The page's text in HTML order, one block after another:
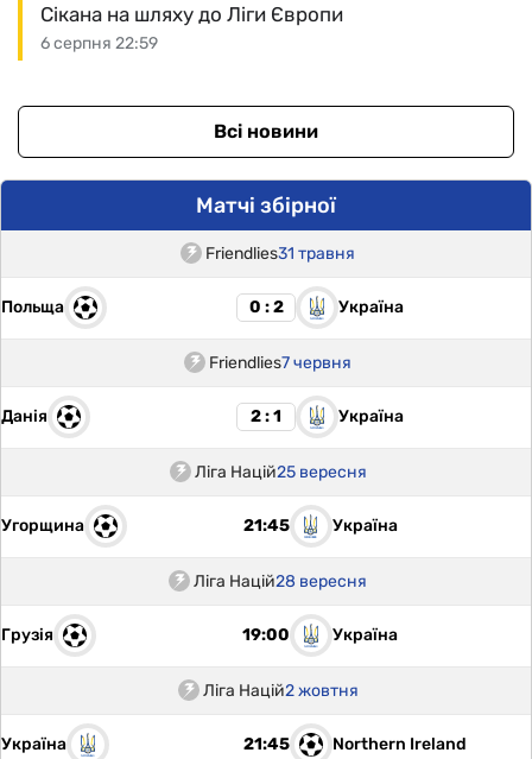
6 серпня 22:59
Сікана на шляху до Ліги Європи
Всі новини
Матчі збірної
Friendlies31 травня
Польща 0 : 2 Україна
Friendlies7 червня
Данія 2 : 1 Україна
Ліга Націй25 вересня
Угорщина 21:45 Україна
Ліга Націй28 вересня
Грузія 19:00 Україна
Ліга Націй2 жовтня
Україна 21:45 Northern Ireland